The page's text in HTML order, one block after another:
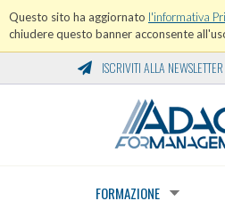
Questo sito ha aggiornato l'informativa
chiudere questo banner acconsente
ISCRIVITI ALLA NEWSLETTER
FORMAZIONE